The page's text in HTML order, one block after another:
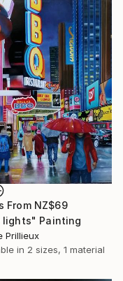
From NZ$69
lights" Painting
Prillieux
in 2 sizes, 1 material